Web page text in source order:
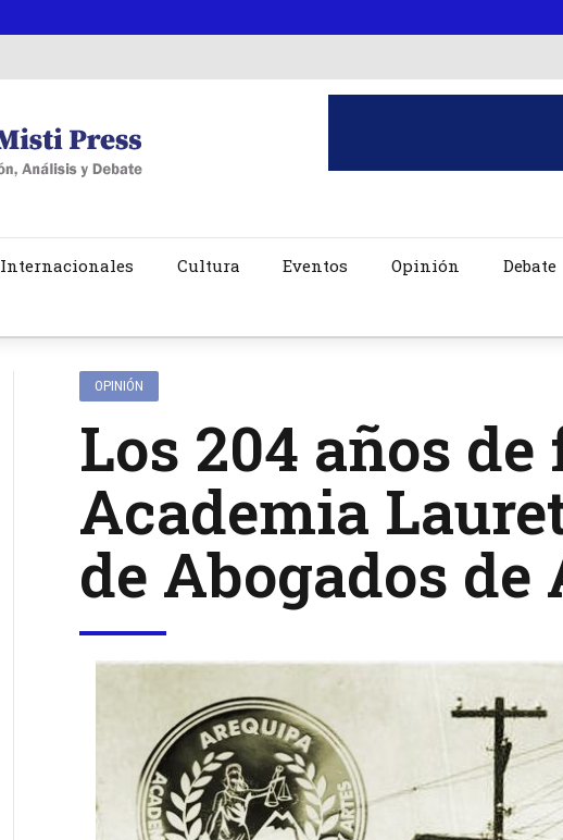
Internacionales Cultura Eventos Opinión Debate
OPINIÓN
Los 204 años
Academia
de Abogados de